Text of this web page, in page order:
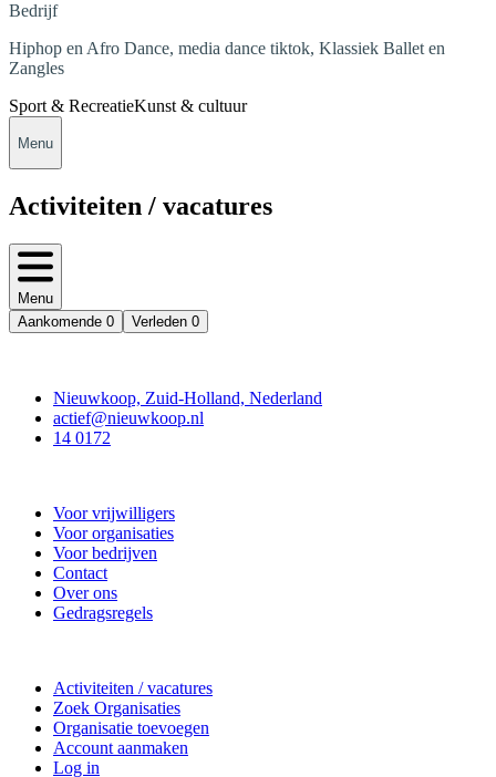
Bedrijf
Hiphop en Afro Dance, media dance tiktok, Klassiek Ballet en
Zangles
Sport & RecreatieKunst & cultuur
Menu
Activiteiten / vacatures
Menu
Aankomende 0 Verleden 0
Nieuwkoop, Zuid-Holland, Nederland
actief@nieuwkoop.nl
14 0172
Voor vrijwilligers
Voor organisaties
Voor bedrijven
Contact
Over ons
Gedragsregels
Activiteiten / vacatures
Zoek Organisaties
Organisatie toevoegen
Account aanmaken
Log in